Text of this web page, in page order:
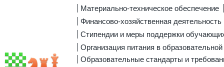
Материально-техническое обеспечение
Финансово-хозяйственная деятельность
Стипендии и меры поддержки
Организация питания в образовательной
Образовательные стандарты и